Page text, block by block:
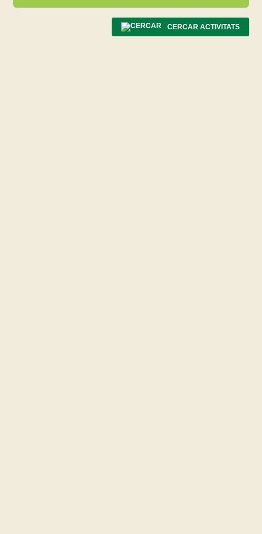
CERCAR ACTIVITATS